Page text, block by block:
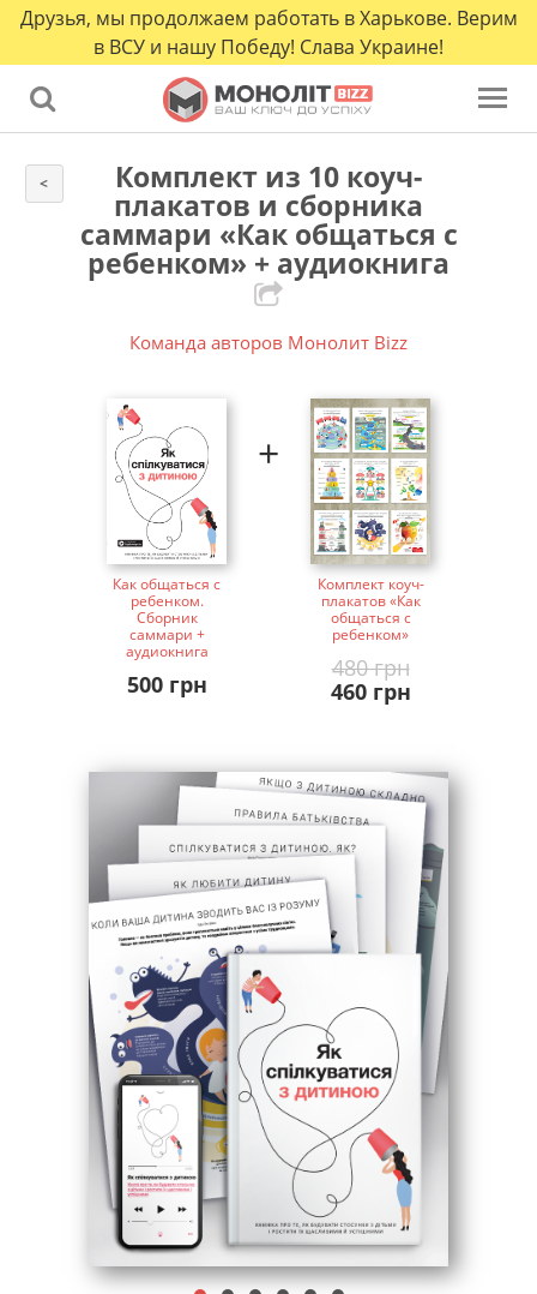
Друзья, мы продолжаем работать в Харькове. Верим
в ВСУ и нашу Победу! Слава Украине!
< Комплект из 10 коуч-
плакатов и сборника
саммари «Как общаться с
ребенком» + аудиокнига
Команда авторов Монолит Bizz
Как общаться с
ребенком.
Сборник
саммари +
аудиокнига
500 грн
+
Комплект коуч-
плакатов «Как
общаться с
ребенком»
480 грн
460 грн